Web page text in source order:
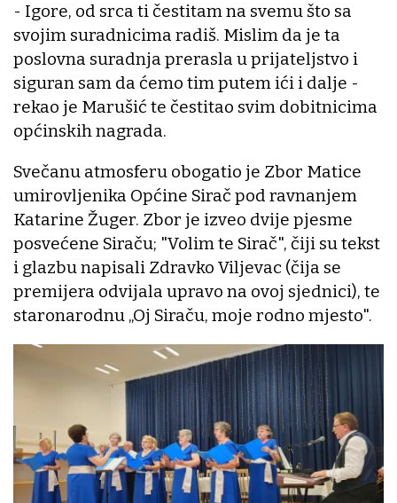
- Igore, od srca ti čestitam na svemu što sa
svojim suradnicima radiš. Mislim da je ta
poslovna suradnja prerasla u prijateljstvo i
siguran sam da ćemo tim putem ići i dalje -
rekao je Marušić te čestitao svim dobitnicima
općinskih nagrada.
Svečanu atmosferu obogatio je Zbor Matice
umirovljenika Općine Sirač pod ravnanjem
Katarine Žuger. Zbor je izveo dvije pjesme
posvećene Siraču; "Volim te Sirač", čiji su tekst
i glazbu napisali Zdravko Viljevac (čija se
premijera odvijala upravo na ovoj sjednici), te
staronarodnu „Oj Siraču, moje rodno mjesto".